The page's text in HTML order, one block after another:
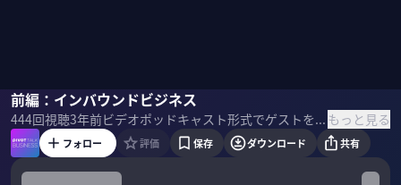
前編：インバウンドビジネス
444回視聴3年前 ビデオポッドキャスト形式でゲストを招き、最先端の話を聞くPIVOT TALK。小西美術工藝社社長のデービッド・アトキンソン氏とマザーハウス副社長の山崎大祐氏に「日本の生きる道」について聞いた。 ＜ゲスト＞ デービッド・アトキンソン｜小西美術工藝社社長 1965年 イギリス生まれ。87年アンダーセン・コンサルティング入社。90年に来日し、2007年までソロモン・ブラザーズ、ゴールドマン・サックスで金融アナリ ストを務める。09年小西美術工藝社取締役、11年より現職。著書に『銀行－不良債権からの脱脚』（日本経済新聞社）『イギリス人アナリスト 日本の国宝を守る』（講談社）など。 山崎大祐｜マザーハウス副社長 1980年、東京都生まれ。2003年慶應義塾大学総合政策学部卒業、ゴールドマン・サックス証券に入社。日本法人で数少ないエコノミストの1人として活躍し、日本及びアジア経済の分析・調査・研究に従事。在職中から後輩の山口絵理子氏（現・マザーハウス代表取締役）の起業準備を手伝い、2007年3月にゴールドマン・サックス証券を退職。マザーハウスの経営への参画を決意し、同年7月に副社長に就任。 ＜目次＞ もっと見る
デービッド・アトキンソン山崎大祐
フォロー 評価 保存 ダウンロード 共有